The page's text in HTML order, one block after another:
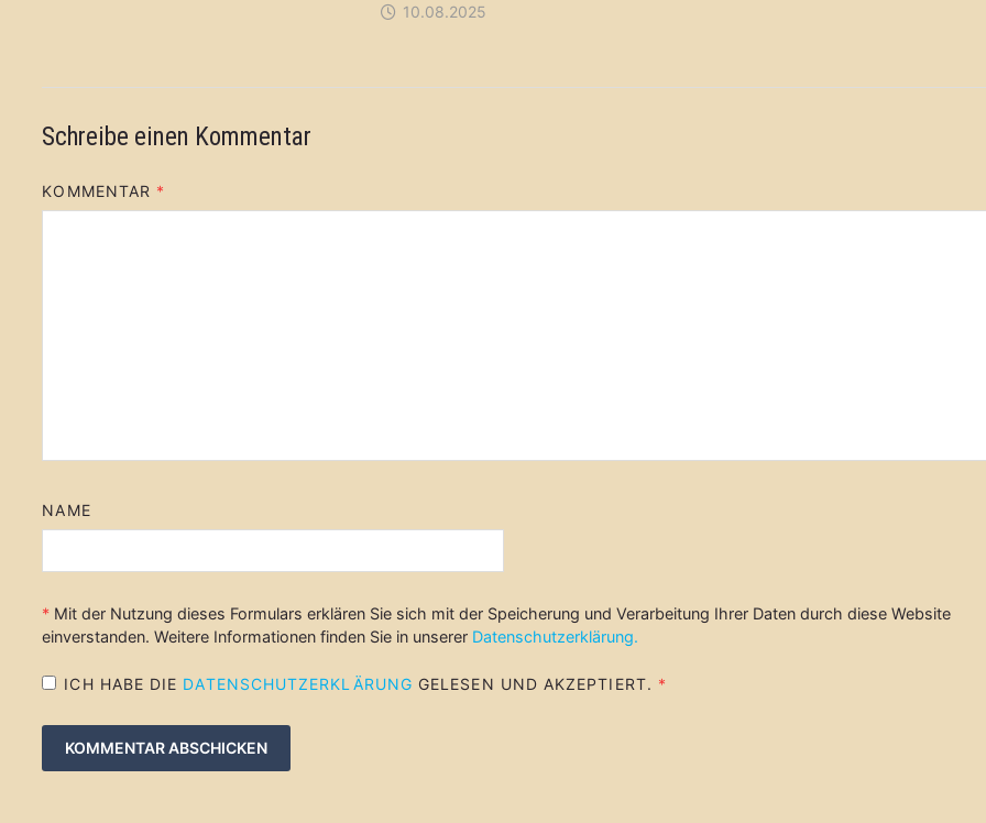
10.08.2025
Schreibe einen Kommentar
KOMMENTAR *
NAME
* Mit der Nutzung dieses Formulars erklären Sie sich mit der Speicherung und Verarbeitung Ihrer Daten durch diese Website
einverstanden. Weitere Informationen finden Sie in unserer Datenschutzerklärung.
ICH HABE DIE DATENSCHUTZERKLÄRUNG GELESEN UND AKZEPTIERT. *